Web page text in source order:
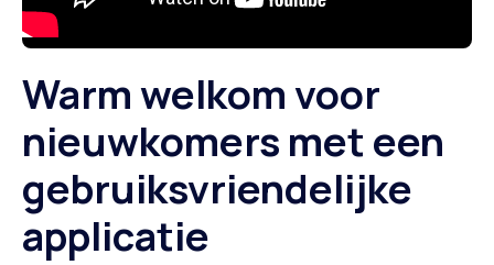
Warm welkom voor
nieuwkomers met een
gebruiksvriendelijke
applicatie